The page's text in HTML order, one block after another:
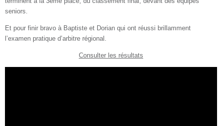
seniors.
Et pour finir bravo à Baptiste et Dorian qui ont réussi brillamment
l’examen pratique d’arbitre régional.
Consulter les résultats